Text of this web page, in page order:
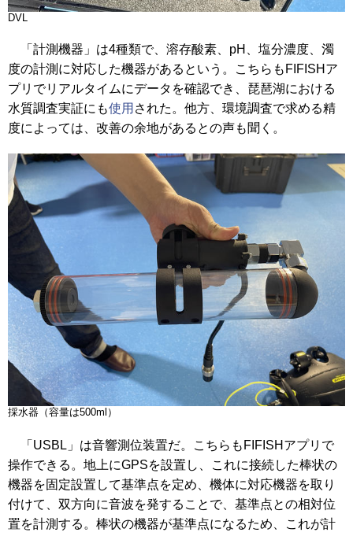
DVL
「計測機器」は4種類で、溶存酸素、pH、塩分濃度、濁
度の計測に対応した機器があるという。こちらもFIFISHア
プリでリアルタイムにデータを確認でき、琵琶湖における
水質調査実証にも使用 された。他方、環境調査で求める精
度によっては、改善の余地があるとの声も聞く。
採水器（容量は500ml）
「USBL」は音響測位装置だ。こちらもFIFISHアプリで
操作できる。地上にGPSを設置し、これに接続した棒状の
機器を固定設置して基準点を定め、機体に対応機器を取り
付けて、双方向に音波を発することで、基準点との相対位
置を計測する。棒状の機器が基準点になるため、これが計